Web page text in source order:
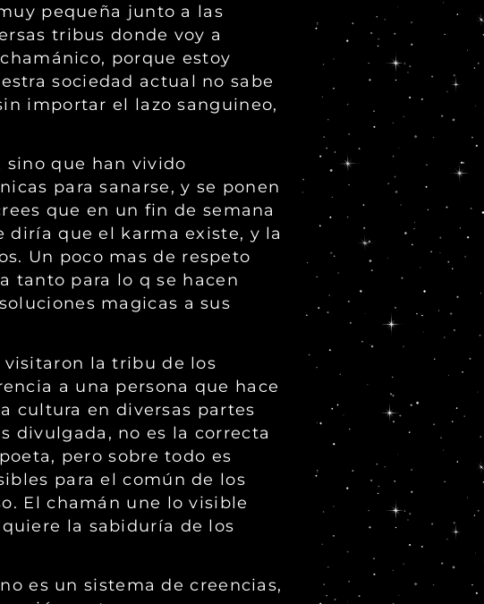
pequeña junto a las
tribus donde voy a
porque estoy
sociedad actual no sabe
importar el lazo sanguineo,
sino que han vivido
para sanarse, y se ponen
que en un fin de semana
diría que el karma existe, y la
Un poco mas de respeto
tanto para lo q se hacen
magicas a sus
visitaron la tribu de los
a una persona que hace
cultura en diversas partes
divulgada, no es la correcta
pero sobre todo es
para el común de los
El chamán une lo visible
la sabiduría de los
es un sistema de creencias,